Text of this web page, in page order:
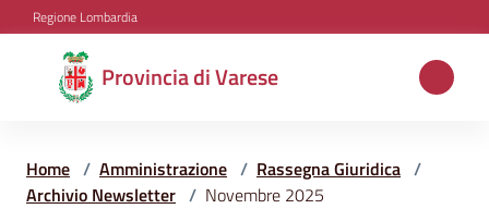
Vai al contenuto
Vai alla navigazione
Vai al footer
Regione Lombardia
Provincia di Varese
Provincia
di
Home / Amministrazione / Rassegna Giuridica /
Archivio Newsletter / Novembre 2025